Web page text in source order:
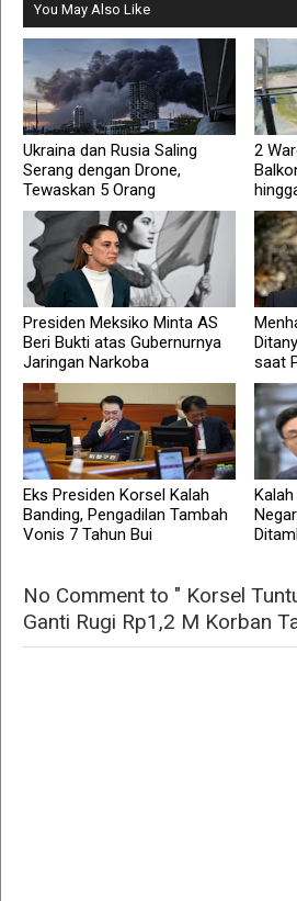
You May Also Like
Ukraina dan Rusia Saling
Serang dengan Drone,
Tewaskan 5 Orang
2
Presiden Meksiko Minta AS
Beri Bukti atas Gubernurnya
Jaringan Narkoba
saat
Eks Presiden Korsel Kalah
Banding, Pengadilan Tambah
Vonis 7 Tahun Bui
No Comment to " Korsel
Ganti Rugi Rp1,2 M Korban